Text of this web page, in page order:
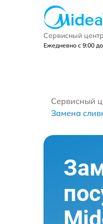
Сервисный
Ежедневно с 9:00
Сервисный
Замена